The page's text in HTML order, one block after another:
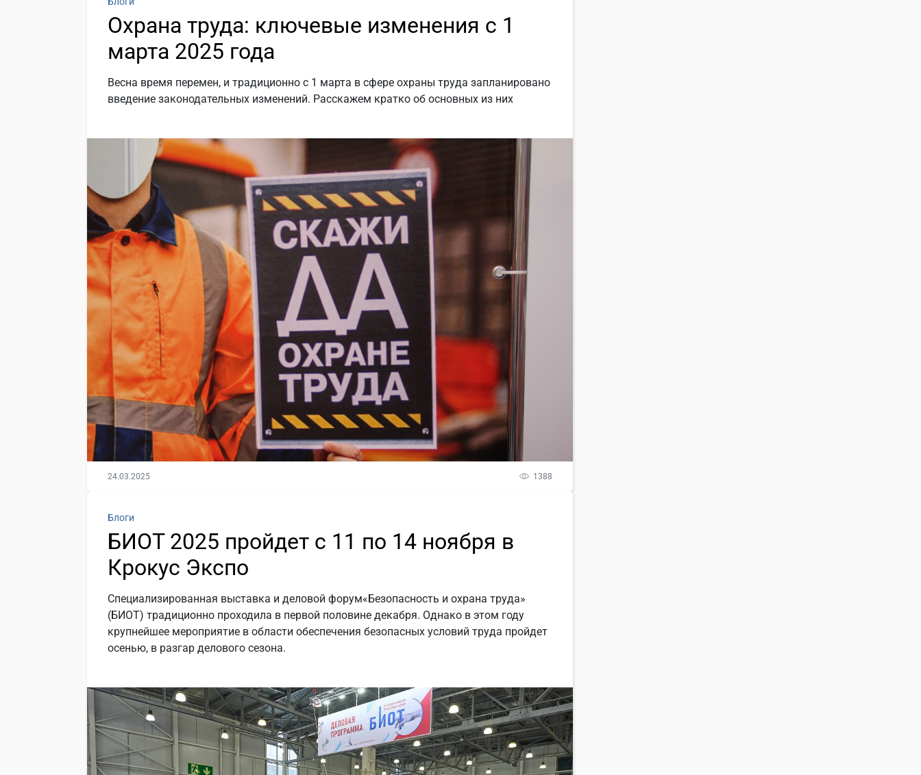
Охрана труда: ключевые изменения с 1
марта 2025 года
Весна время перемен, и традиционно с 1 марта в сфере охраны труда запланировано
введение законодательных изменений. Расскажем кратко об основных из них
24.03.2025 1388
Блоги
БИОТ 2025 пройдет с 11 по 14 ноября в
Крокус Экспо
Специализированная выставка и деловой форум«Безопасность и охрана труда»
(БИОТ) традиционно проходила в первой половине декабря. Однако в этом году
крупнейшее мероприятие в области обеспечения безопасных условий труда пройдет
осенью, в разгар делового сезона.